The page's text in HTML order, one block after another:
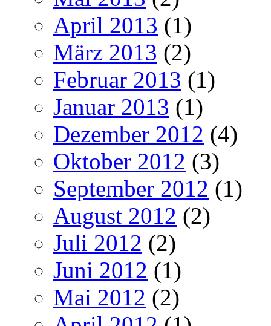
April 2013 (1)
März 2013 (2)
Februar 2013 (1)
Januar 2013 (1)
Dezember 2012 (4)
Oktober 2012 (3)
September 2012 (1)
August 2012 (2)
Juli 2012 (2)
Juni 2012 (1)
Mai 2012 (2)